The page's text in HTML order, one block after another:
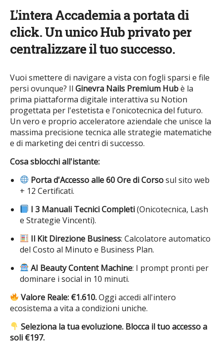
L'intera Accademia a portata di
click. Un unico Hub privato per
centralizzare il tuo successo.
Vuoi smettere di navigare a vista con fogli sparsi e file
persi ovunque? Il Ginevra Nails Premium Hubè la
prima piattaforma digitale interattiva su Notion
progettata per l'estetista e l'onicotecnica del futuro.
Un vero e proprio acceleratore aziendale che unisce la
massima precisione tecnica alle strategie matematiche
e di marketing dei centri di successo.
Cosa sblocchi all'istante:
Porta d'Accesso alle 60 Ore di Corsosul sito web
+ 12 Certificati.
I 3 Manuali Tecnici Completi(Onicotecnica, Lash
e Strategie Vincenti).
Il Kit Direzione Business: Calcolatore automatico
del Costo al Minuto e Business Plan.
AI Beauty Content Machine: I prompt pronti per
dominare i social in 10 minuti.
Valore Reale: €1.610.Oggi accedi all'intero
ecosistema a vita a condizioni uniche.
Seleziona la tua evoluzione. Blocca il tuo accesso a
soli €197.